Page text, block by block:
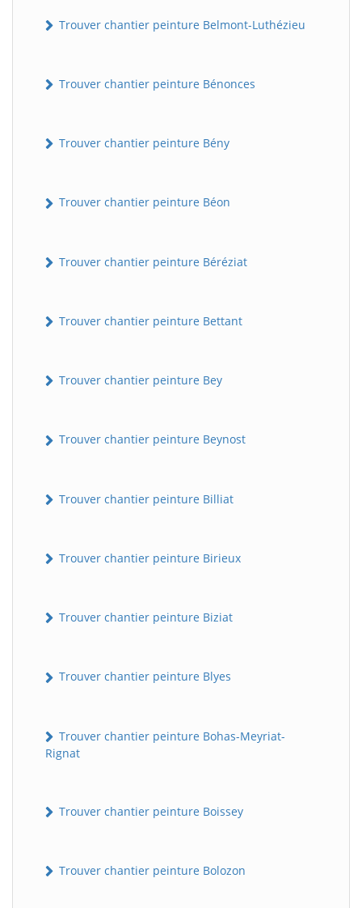
Trouver chantier peinture Belmont-Luthézieu
Trouver chantier peinture Bénonces
Trouver chantier peinture Bény
Trouver chantier peinture Béon
Trouver chantier peinture Béréziat
Trouver chantier peinture Bettant
Trouver chantier peinture Bey
Trouver chantier peinture Beynost
Trouver chantier peinture Billiat
Trouver chantier peinture Birieux
Trouver chantier peinture Biziat
Trouver chantier peinture Blyes
Trouver chantier peinture Bohas-Meyriat-
Rignat
Trouver chantier peinture Boissey
Trouver chantier peinture Bolozon